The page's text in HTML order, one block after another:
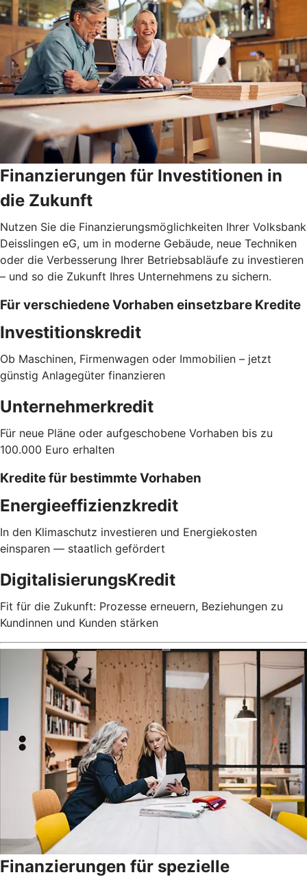
Finanzierungen für Investitionen in
die Zukunft
Nutzen Sie die Finanzierungsmöglichkeiten Ihrer Volksbank
Deisslingen eG, um in moderne Gebäude, neue Techniken
oder die Verbesserung Ihrer Betriebsabläufe zu investieren
– und so die Zukunft Ihres Unternehmens zu sichern.
Für verschiedene Vorhaben einsetzbare Kredite
Investitionskredit
Ob Maschinen, Firmenwagen oder Immobilien – jetzt
günstig Anlagegüter finanzieren
Unternehmerkredit
Für neue Pläne oder aufgeschobene Vorhaben bis zu
100.000 Euro erhalten
Kredite für bestimmte Vorhaben
Energieeffizienzkredit
In den Klimaschutz investieren und Energiekosten
einsparen — staatlich gefördert
DigitalisierungsKredit
Fit für die Zukunft: Prozesse erneuern, Beziehungen zu
Kundinnen und Kunden stärken
Finanzierungen für spezielle